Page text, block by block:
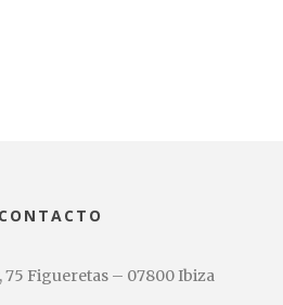
Figueretas – 07800 Ibiza